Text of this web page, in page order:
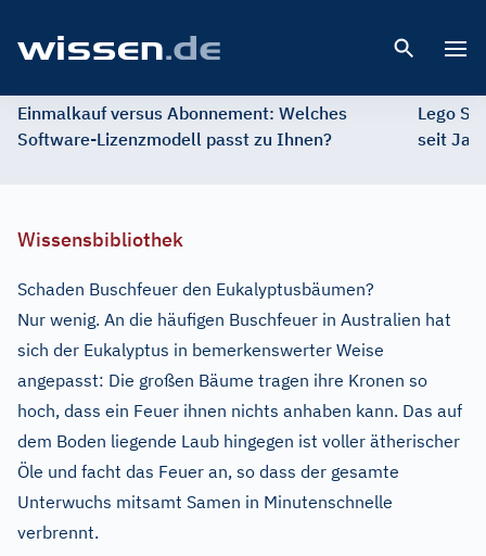
Einmalkauf versus Abonnement: Welches
Software-Lizenzmodell passt zu Ihnen?
Lego
seit
Wissensbibliothek
Schaden Buschfeuer den Eukalyptusbäumen?
Nur wenig. An die häufigen Buschfeuer in Australien hat
sich der Eukalyptus in bemerkenswerter Weise
angepasst: Die großen Bäume tragen ihre Kronen so
hoch, dass ein Feuer ihnen nichts anhaben kann. Das auf
dem Boden liegende Laub hingegen ist voller ätherischer
Öle und facht das Feuer an, so dass der gesamte
Unterwuchs mitsamt Samen in Minutenschnelle
verbrennt.